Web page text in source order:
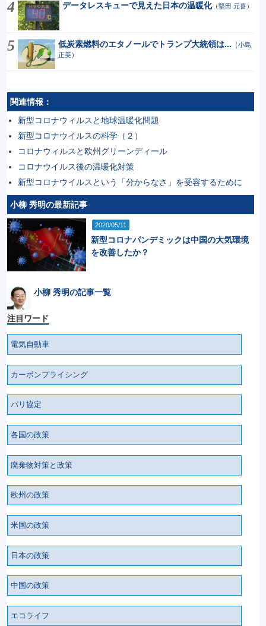
データレスキューで見えた日本の温暖化（堅田 元喜）
低炭素燃料のエタノールでトランプ大統領は... （小島
正美）
関連情報：
新型コロナウィルスと地球温暖化問題
新型コロナウイルスの科学（２）
コロナウィルスと欧州グリーンディール
コロナウイルス後の温暖化対策
新型コロナウイルスという「分からなさ」を受容するために
小柳 秀明の最新記事
2020/05/11
新型コロナパンデミックは中国の大気環境
を改善したか？
小柳 秀明の記事一覧
注目ワード
電気自動車
カーボンプライシング
パリ協定
各国の政策
廃棄物対策と政策
欧州の政策
米国の政策
日本の政策
中国の政策
エコライフ